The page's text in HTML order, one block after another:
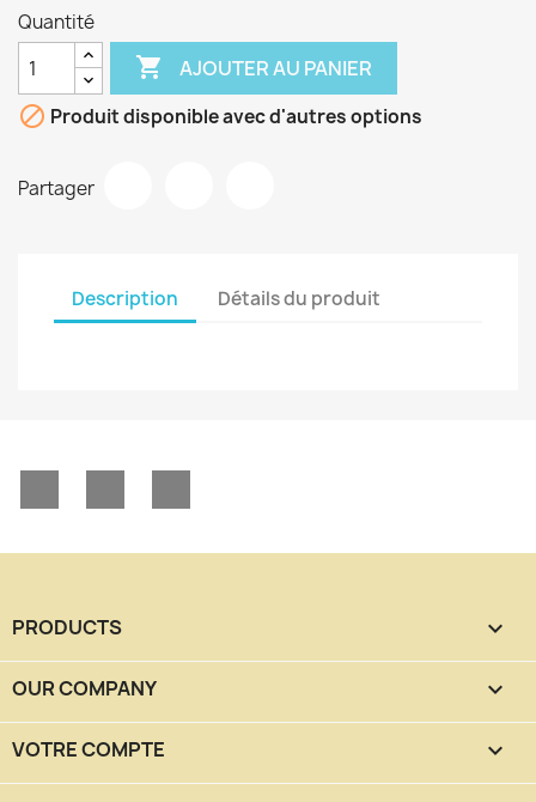
Quantité
 AJOUTER AU PANIER
 Produit disponible avec d'autres options
Partager
Description Détails du produit
PRODUCTS 
OUR COMPANY 
VOTRE COMPTE 